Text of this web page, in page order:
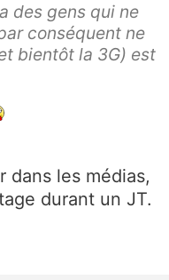
des gens qui ne
conséquent ne
bientôt la 3G) est
dans les médias,
durant un JT.